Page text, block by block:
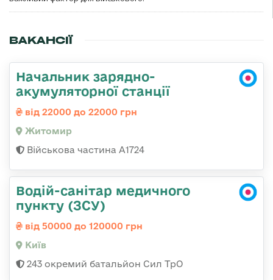
ВАКАНСІЇ
Начальник зарядно-
акумуляторної станції
від 22000 до 22000 грн
Житомир
Військова частина А1724
Водій-санітар медичного
пункту (ЗСУ)
від 50000 до 120000 грн
Київ
243 окремий батальйон Сил ТрО